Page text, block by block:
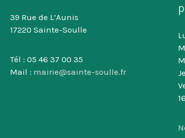
39 Rue de L’Aunis
17220 Sainte-Soulle
Tél : 05 46 37 00 35
Mail : mairie@sainte-soulle.fr